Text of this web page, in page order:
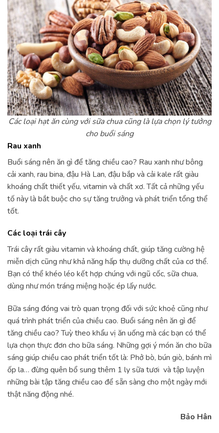
Các loại hạt ăn cùng với sữa chua cũng là lựa chọn lý tưởng
cho buổi sáng
Rau xanh
Buổi sáng nên ăn gì để tăng chiều cao? Rau xanh như bông
cải xanh, rau bina, đậu Hà Lan, đậu bắp và cải kale rất giàu
khoáng chất thiết yếu, vitamin và chất xơ. Tất cả những yếu
tố này là bắt buộc cho sự tăng trưởng và phát triển tổng thể
tốt.
Các loại trái cây
Trái cây rất giàu vitamin và khoáng chất, giúp tăng cường hệ
miễn dịch cũng như khả năng hấp thụ dưỡng chất của cơ thể.
Bạn có thể khéo léo kết hợp chúng với ngũ cốc, sữa chua,
dùng như món tráng miệng hoặc ép lấy nước.
Bữa sáng đóng vai trò quan trọng đối với sức khoẻ cũng như
quá trình phát triển của chiều cao. Buổi sáng nên ăn gì để
tăng chiều cao? Tuỳ theo khẩu vị ăn uống mà các bạn có thể
lựa chọn thực đơn cho bữa sáng. Những gợi ý món ăn cho bữa
sáng giúp chiều cao phát triển tốt là: Phở bò, bún giò, bánh mì
ốp la… đừng quên bổ sung thêm 1 ly sữa tươi và tập luyện
những bài tập tăng chiều cao để sẵn sàng cho một ngày mới
thật năng động nhé.
Bảo Hân